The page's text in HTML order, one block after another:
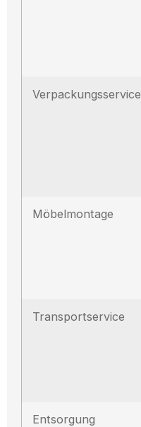
Verpackungsservice
Möbelmontage
Transportservice
Entsorgung